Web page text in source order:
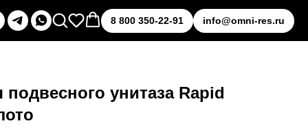
8 800 350-22-91 info@omni-res.ru
унитаза Rapid